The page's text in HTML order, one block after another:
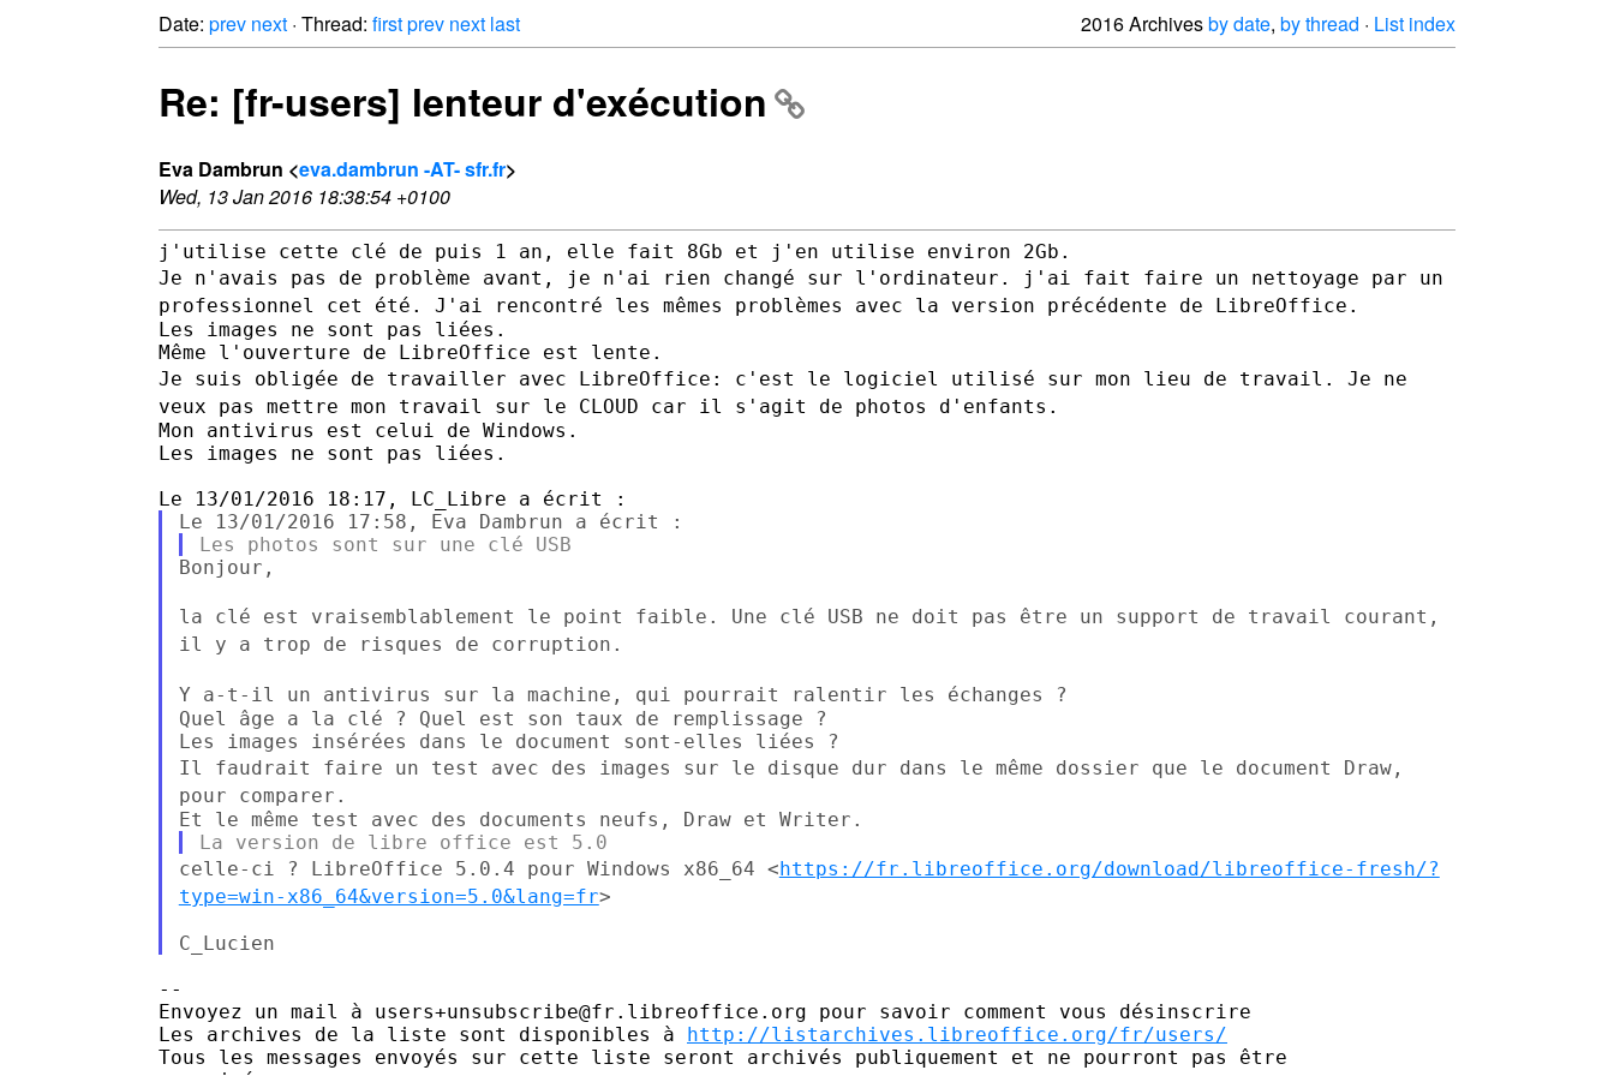
Date: prev next · Thread: firstprev next last 2016 Archivesby date, by thread · List index
Re: [fr-users] lenteur d'exécution
Eva Dambrun <eva.dambrun -AT- sfr.fr>
Wed, 13 Jan 2016 18:38:54 +0100
Je n'avais pas de problème avant, je n'ai rien changé sur l'ordinateur.
j'ai fait faire un nettoyage par un
professionnel cet été. J'ai rencontré les mêmes problèmes avec la version précédente de LibreOffice.
Les images ne sont pas liées.
Je suis obligée de travailler avec LibreOffice: c'est le logiciel utilisé sur mon lieu de travail. Je ne
veux pas mettre mon travail sur le CLOUD car il s'agit de photos d'enfants.
Mon antivirus est celui de Windows.
Les images ne sont pas liées.
Bonjour,
la clé est vraisemblablement le point faible. Une clé USB ne doit pas être un support de travail courant,
il y a trop de risques de corruption.
Y a-t-il un antivirus sur la machine, qui pourrait ralentir les échanges ?
Quel âge a la clé ? Quel est son taux de remplissage ?
Il faudrait faire un test avec des images sur le disque dur dans le même dossier que le document Draw,
pour comparer.
celle-ci ? LibreOffice 5.0.4 pour Windows x86_64 <https://fr.libreoffice.org/download/libreoffice-fresh/?
type=win-x86_64&version=5.0&lang=fr>
--
Envoyez un mail à users+unsubscribe@fr.libreoffice.org pour savoir comment vous désinscrire
Les archives de la liste sont disponibles à http://listarchives.libreoffice.org/fr/users/
Tous les messages envoyés sur cette liste seront archivés publiquement et ne pourront pas être